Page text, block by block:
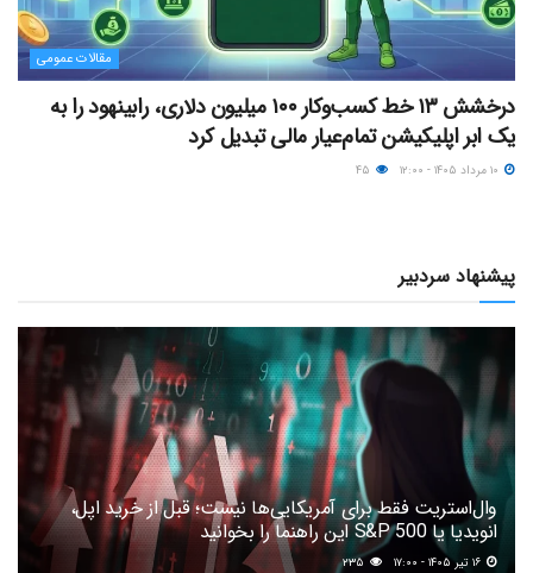
مقالات عمومی
درخشش ۱۳ خط کسب‌وکار ۱۰۰ میلیون دلاری، رابینهود را به
یک ابر اپلیکیشن تمام‌عیار مالی تبدیل کرد
پیشنهاد سردبیر
وال‌استریت فقط برای آمریکایی‌ها نیست؛ قبل از خرید اپل،
انویدیا یا S&P 500 این راهنما را بخوانید
۲۳۵